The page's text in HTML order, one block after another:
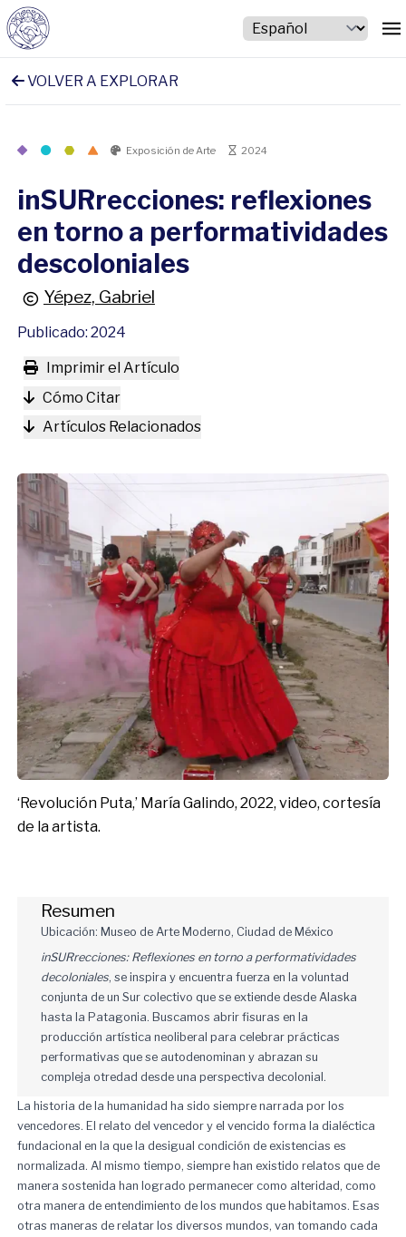
VOLVER A EXPLORAR
Exposición de Arte 2024
inSURrecciones: reflexiones
en torno a performatividades
descoloniales
Yépez, Gabriel
Publicado: 2024
Imprimir el Artículo
Cómo Citar
Artículos Relacionados
‘Revolución Puta,’ María Galindo, 2022, video, cortesía
de la artista.
Resumen
Ubicación: Museo de Arte Moderno, Ciudad de México
inSURrecciones: Reflexiones en torno a performatividades
decoloniales, se inspira y encuentra fuerza en la voluntad
conjunta de un Sur colectivo que se extiende desde Alaska
hasta la Patagonia. Buscamos abrir fisuras en la
producción artística neoliberal para celebrar prácticas
performativas que se autodenominan y abrazan su
compleja otredad desde una perspectiva decolonial.
La historia de la humanidad ha sido siempre narrada por los
vencedores. El relato del vencedor y el vencido forma la dialéctica
fundacional en la que la desigual condición de existencias es
normalizada. Al mismo tiempo, siempre han existido relatos que de
manera sostenida han logrado permanecer como alteridad, como
otra manera de entendimiento de los mundos que habitamos. Esas
otras maneras de relatar los diversos mundos, van tomando cada